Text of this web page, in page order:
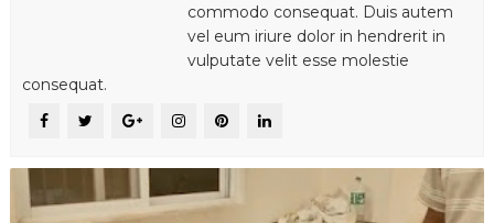
commodo consequat. Duis autem
vel eum iriure dolor in hendrerit in
vulputate velit esse molestie
consequat.